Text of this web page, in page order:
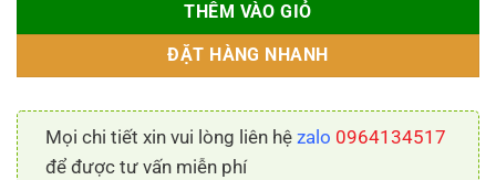
THÊM VÀO GIỎ
ĐẶT HÀNG NHANH
Mọi chi tiết xin vui lòng liên hệ zalo 0964134517
để được tư vấn miễn phí